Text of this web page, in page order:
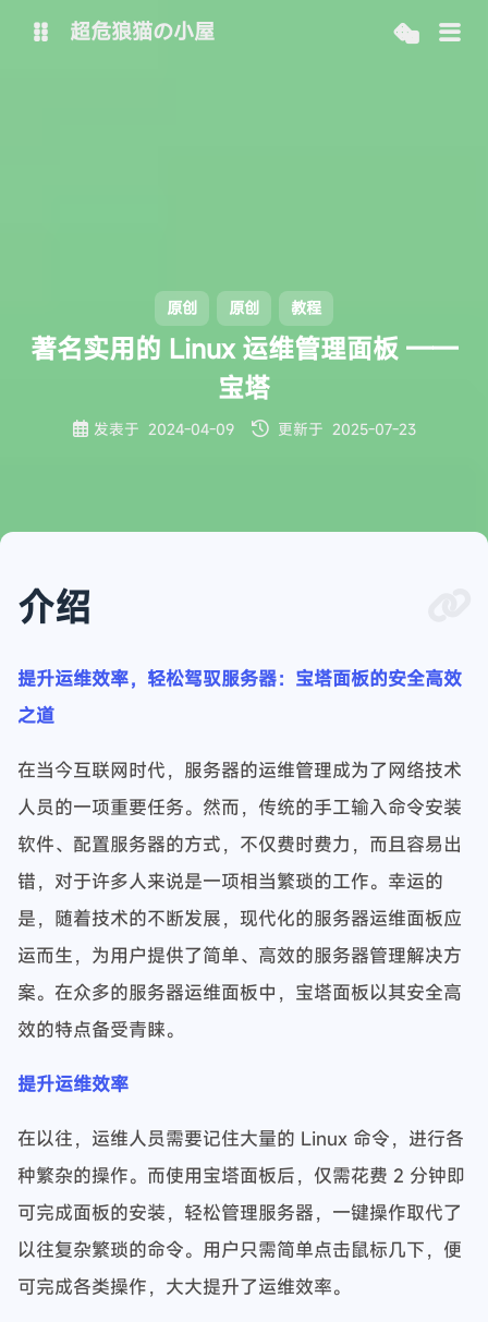
超危狼猫の小屋
原创 原创 教程
著名实用的 Linux 运维管理面板 ——
宝塔
发表于 2024-04-09 更新于 2025-07-23
介绍
提升运维效率，轻松驾驭服务器：宝塔面板的安全高效
之道
在当今互联网时代，服务器的运维管理成为了网络技术
人员的一项重要任务。然而，传统的手工输入命令安装
软件、配置服务器的方式，不仅费时费力，而且容易出
错，对于许多人来说是一项相当繁琐的工作。幸运的
是，随着技术的不断发展，现代化的服务器运维面板应
运而生，为用户提供了简单、高效的服务器管理解决方
案。在众多的服务器运维面板中，宝塔面板以其安全高
效的特点备受青睐。
提升运维效率
在以往，运维人员需要记住大量的 Linux 命令，进行各
种繁杂的操作。而使用宝塔面板后，仅需花费 2 分钟即
可完成面板的安装，轻松管理服务器，一键操作取代了
以往复杂繁琐的命令。用户只需简单点击鼠标几下，便
可完成各类操作，大大提升了运维效率。